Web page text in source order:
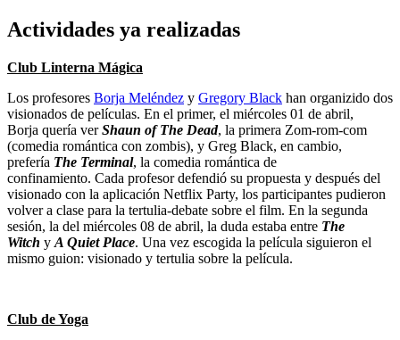
Actividades ya realizadas
Club Linterna Mágica
Los profesores Borja Meléndez y Gregory Black han organizido dos
visionados de películas. En el primer, el miércoles 01 de abril,
Borja quería verShaun of The Dead, la primera Zom-rom-com
(comedia romántica con zombis), y Greg Black, en cambio,
prefería The Terminal, la comedia romántica de
confinamiento. Cada profesor defendió su propuesta y después del
visionado con la aplicación Netflix Party, los participantes pudieron
volver a clase para la tertulia-debate sobre el film. En la segunda
sesión, la del miércoles 08 de abril, la duda estaba entre The
Witch y A Quiet Place. Una vez escogida la película siguieron el
mismo guion: visionado y tertulia sobre la película.
Club de Yoga​